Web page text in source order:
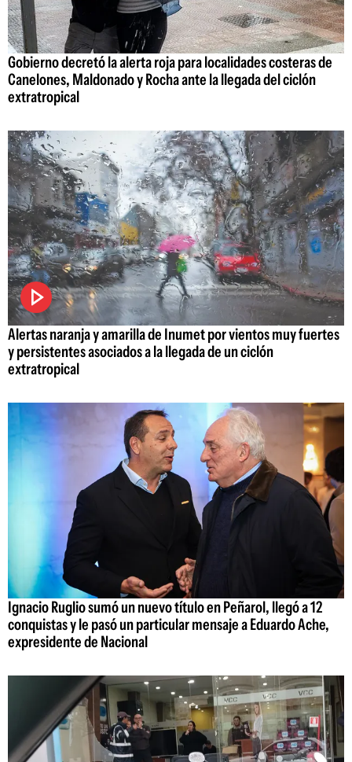
Gobierno decretó la alerta roja para localidades costeras de
Canelones, Maldonado y Rocha ante la llegada del ciclón
extratropical
Alertas naranja y amarilla de Inumet por vientos muy fuertes
y persistentes asociados a la llegada de un ciclón
extratropical
Ignacio Ruglio sumó un nuevo título en Peñarol, llegó a 12
conquistas y le pasó un particular mensaje a Eduardo Ache,
expresidente de Nacional